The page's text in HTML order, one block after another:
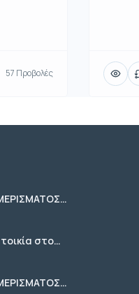
57 Προβολές
στο
Κοντά σε